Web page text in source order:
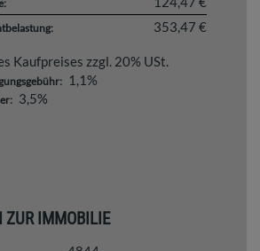
353,47 €
Kaufpreises zzgl. 20% USt.
1,1%
3,5%
ZUR IMMOBILIE